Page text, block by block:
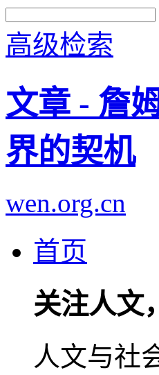
高级检索
文章 - 詹
界的契机
wen.org.cn
首页
关注人文
人文与社